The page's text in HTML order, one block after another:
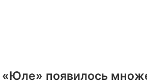
«Юле» появилось